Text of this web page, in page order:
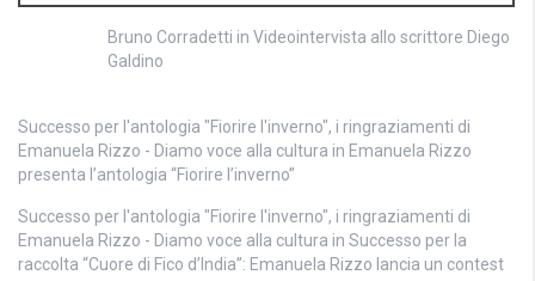
Bruno Corradetti in Videointervista allo scrittore Diego
Galdino
Successo per l'antologia "Fiorire l'inverno", i ringraziamenti di
Emanuela Rizzo - Diamo voce alla cultura in Emanuela Rizzo
presenta l’antologia “Fiorire l’inverno”
Successo per l'antologia "Fiorire l'inverno", i ringraziamenti di
Emanuela Rizzo - Diamo voce alla cultura in Successo per la
raccolta “Cuore di Fico d’India”: Emanuela Rizzo lancia un contest